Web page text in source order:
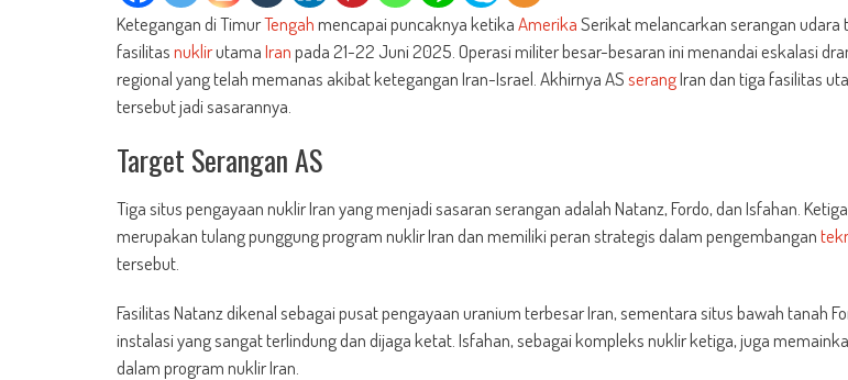
Ketegangan di TimurTengahmencapai puncaknya ketikaAmerikaSerikat melancarkan serangan udara
fasilitasnuklirutamaIranpada 21-22 Juni 2025. Operasi militer besar-besaran ini menandai eskalasi
regional yang telah memanas akibat ketegangan Iran-Israel. Akhirnya ASserangIran dan tiga fasilitas
tersebut jadi sasarannya.
Target Serangan AS
Tiga situs pengayaan nuklir Iran yang menjadi sasaran serangan adalah Natanz, Fordo, dan Isfahan.
merupakan tulang punggung program nuklir Iran dan memiliki peran strategis dalam pengembangan
tersebut.
Fasilitas Natanz dikenal sebagai pusat pengayaan uranium terbesar Iran, sementara situs bawah tanah
instalasi yang sangat terlindung dan dijaga ketat. Isfahan, sebagai kompleks nuklir ketiga, juga
dalam program nuklir Iran.